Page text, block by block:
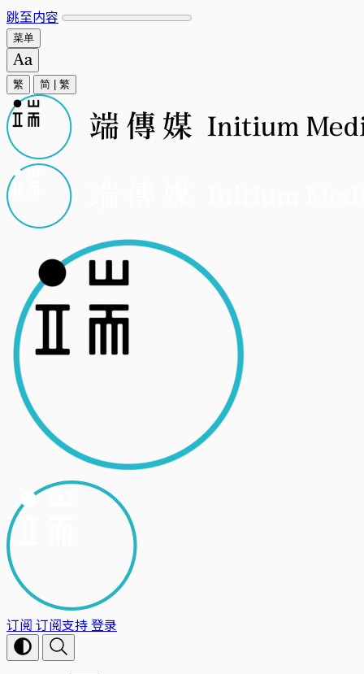
跳至内容
菜单
繁 简 繁
订阅 订阅支持登录